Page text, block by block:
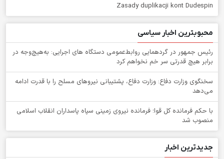
Zasady duplikacji kont Dudespin
محبوبترین اخبار سیاسی
رئیس جمهور در گردهمایی روابط‌عمومی دستگاه های اجرایی: به‌هیچ‌وجه در
برابر هیچ قدرتی سر خم نخواهم کرد
سخنگوی وزارت دفاع: وزارت دفاع، پشتیبانی نیرو‌های مسلح را با قدرت ادامه
می‌دهد
با حکم فرمانده کل قوا؛ فرمانده نیروی زمینی سپاه پاسداران انقلاب اسلامی
منصوب شد
جدیدترین اخبار